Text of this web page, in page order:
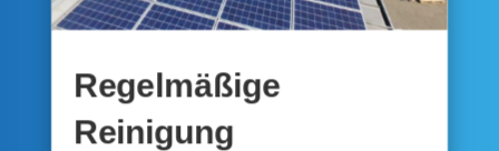
Regelmäßige
Reinigung